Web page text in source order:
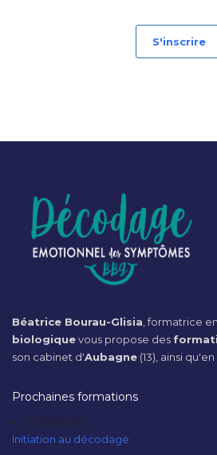
S'inscrire
Béatrice Bourau-Glisia , formatrice en
biologiquevous propose des
son cabinet d'Aubagne (13), ainsi
Prochaines formations
20/09/2026
Initiation au décodage